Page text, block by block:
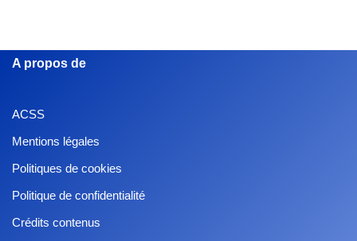
A propos de
ACSS
Mentions légales
Politiques de cookies
Politique de confidentialité
Crédits contenus